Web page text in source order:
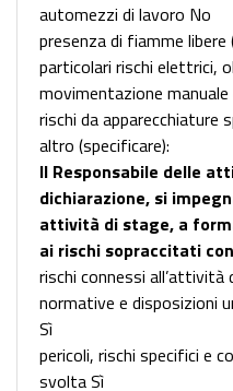
automezzi di lavoro No
presenza di fiamme libere
particolari rischi elettrici,
movimentazione manuale
rischi da apparecchiature
altro (specificare):
Il Responsabile delle
dichiarazione, si
attività di stage, a
ai rischi sopraccitati
rischi connessi
normative e disposizioni
Sì
pericoli, rischi specifici e
svolta Sì